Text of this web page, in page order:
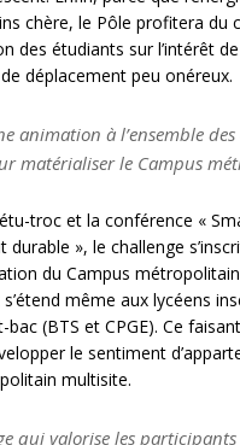
chère, le Pôle profitera du
des étudiants sur l’intérêt
déplacement peu onéreux.
animation à l’ensemble
matérialiser le Campus
troc et la conférence «
durable », le challenge
du Campus
même aux lycéens
(BTS et CPGE). Ce
le sentiment
multisite.
qui valorise les participants